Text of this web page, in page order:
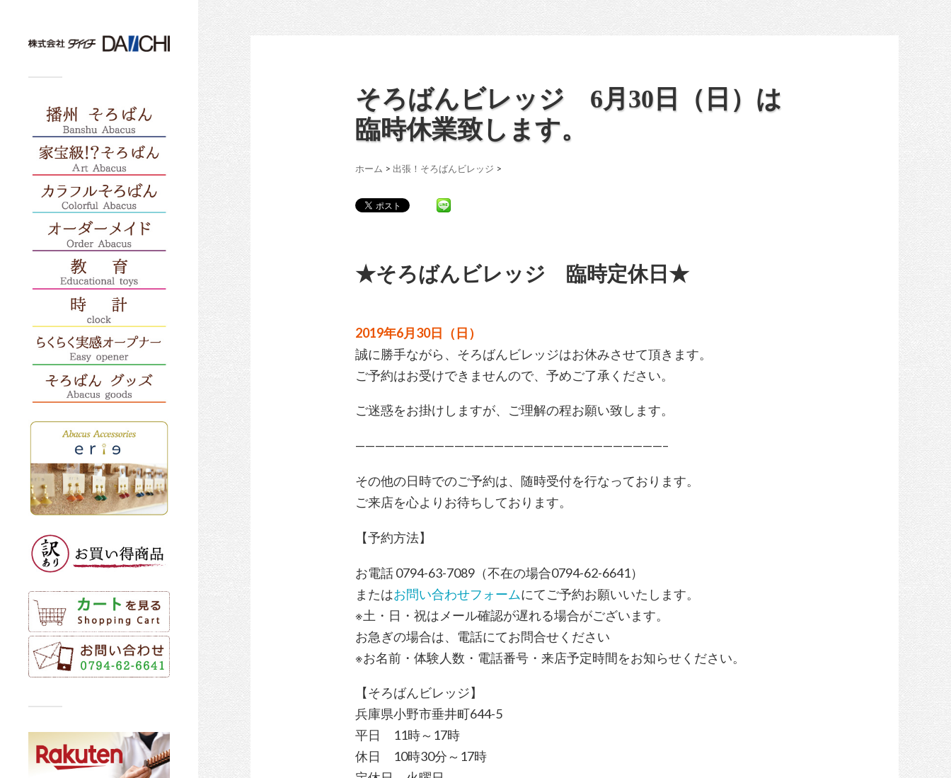
そろばんビレッジ 6月30日（日）は
臨時休業致します。
ホーム > 出張！そろばんビレッジ >
★そろばんビレッジ 臨時定休日★
2019年6月30日（日）
誠に勝手ながら、そろばんビレッジはお休みさせて頂きます。
ご予約はお受けできませんので、予めご了承ください。
ご迷惑をお掛けしますが、ご理解の程お願い致します。
———————————————————————————————–
その他の日時でのご予約は、随時受付を行なっております。
ご来店を心よりお待ちしております。
【予約方法】
お電話 0794-63-7089（不在の場合0794-62-6641）
またはお問い合わせフォームにてご予約お願いいたします。
※土・日・祝はメール確認が遅れる場合がございます。
お急ぎの場合は、電話にてお問合せください
※お名前・体験人数・電話番号・来店予定時間をお知らせください。
【そろばんビレッジ】
兵庫県小野市垂井町644-5
平日 11時～17時
休日 10時30分～17時